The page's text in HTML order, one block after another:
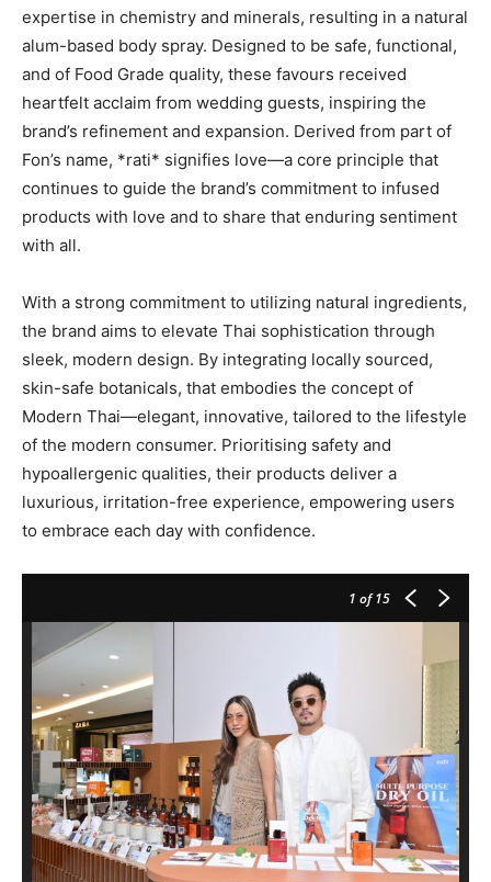
expertise in chemistry and minerals, resulting in a natural
alum-based body spray. Designed to be safe, functional,
and of Food Grade quality, these favours received
heartfelt acclaim from wedding guests, inspiring the
brand’s refinement and expansion. Derived from part of
Fon’s name, *rati* signifies love—a core principle that
continues to guide the brand’s commitment to infused
products with love and to share that enduring sentiment
with all.
With a strong commitment to utilizing natural ingredients,
the brand aims to elevate Thai sophistication through
sleek, modern design. By integrating locally sourced,
skin-safe botanicals, that embodies the concept of
Modern Thai—elegant, innovative, tailored to the lifestyle
of the modern consumer. Prioritising safety and
hypoallergenic qualities, their products deliver a
luxurious, irritation-free experience, empowering users
to embrace each day with confidence.
1 of 15